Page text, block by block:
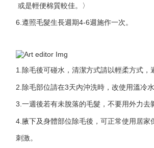
或是輕便棉質較佳。〉
6.遵照毛髮生長週期4-6週施作一次。
1.除毛後可碰水，清潔方式請以輕柔方式，
2.除毛部位請在3天內沖洗時，改使用溫冷
3.一週後若有未脫落的毛髮，不要用外力
4.腋下及身體部位除毛後，可正常使用居
刺激。